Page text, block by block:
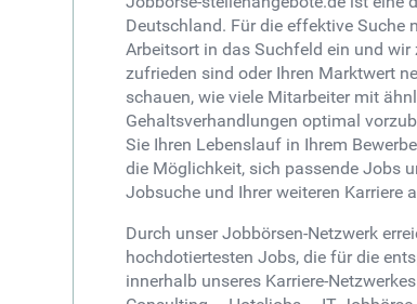
Deutschland. Für die effektive Suche
Arbeitsort in das Suchfeld ein und
zufrieden sind oder Ihren Marktwert
schauen, wie viele Mitarbeiter mit
Gehaltsverhandlungen optimal
Sie Ihren Lebenslauf in Ihrem
die Möglichkeit, sich passende Jobs
Jobsuche und Ihrer weiteren Karriere
Durch unser Jobbörsen-Netzwerk
hochdotiertesten Jobs, die für die
innerhalb unseres Karriere-